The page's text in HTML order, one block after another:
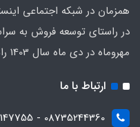
همزمان در شبکه اجتماعی
در راستای توسعه فروش به
مهروماه در دی ماه سال 1403 راه اندازی شد.
ارتباط با ما
08735244360 - 09356147755